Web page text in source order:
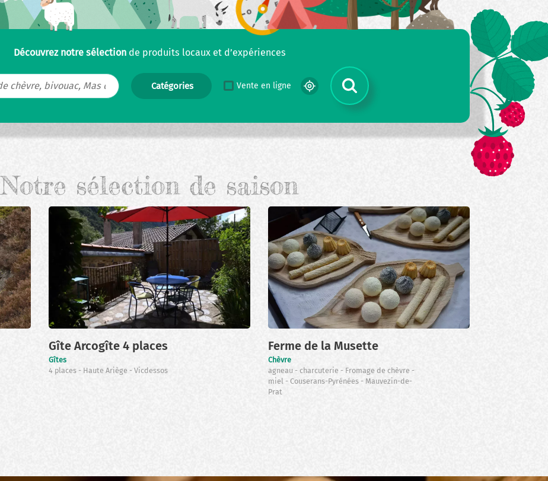
Découvrez notre sélectionde produits locaux et d’expériences
Vente en ligne
Notre sélection de saison
Gîte Arcogîte 4 places
Gîtes
4 places
Haute Ariège Vicdessos
Ferme de la Musette
Chèvre
agneau
charcuterie
Fromage de chèvre
miel
Couserans-Pyrénées
Mauvezin-de-
Prat